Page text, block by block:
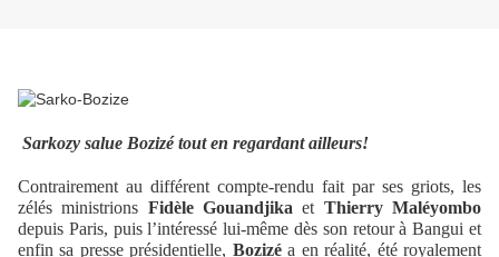
Sarkozy salue Bozizé tout en regardant ailleurs!
Contrairement au différent compte-rendu fait par ses griots, les
zélés ministrions Fidèle Gouandjika et Thierry Maléyombo
depuis Paris, puis l’intéressé lui-même dès son retour à Bangui et
enfin sa presse présidentielle, Bozizéa en réalité, été royalement